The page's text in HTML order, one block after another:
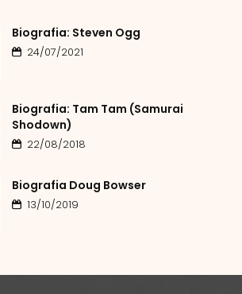
Biografia: Steven Ogg
24/07/2021
Biografia: Tam Tam (Samurai
Shodown)
22/08/2018
Biografia Doug Bowser
13/10/2019